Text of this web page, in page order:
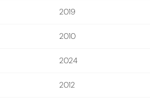
2019
2010
2024
2012